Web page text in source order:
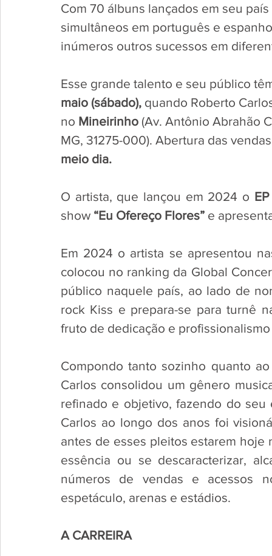
Com 70 álbuns lançados em seu
simultâneos em português e
inúmeros outros sucessos em
Esse grande talento e seu público
maio (sábado), quando Roberto
no Mineirinho (Av. Antônio Abrahão
MG, 31275-000). Abertura das
meio dia.
O artista, que lançou em 2024 o
show “Eu Ofereço Flores” e
Em 2024 o artista se apresentou
colocou no ranking da Global
público naquele país, ao lado de
rock Kiss e prepara-se para turnê
fruto de dedicação e
Compondo tanto sozinho quanto
Carlos consolidou um gênero
refinado e objetivo, fazendo do
Carlos ao longo dos anos foi
antes de esses pleitos estarem hoje
essência ou se descaracterizar,
números de vendas e acessos
espetáculo, arenas e estádios.
A CARREIRA